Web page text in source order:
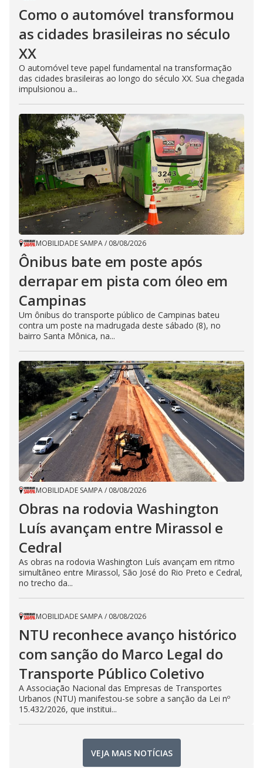
Como o automóvel transformou
as cidades brasileiras no século
XX
O automóvel teve papel fundamental na transformação
das cidades brasileiras ao longo do século XX. Sua chegada
impulsionou a...
MOBILIDADE SAMPA/ 08/08/2026
Ônibus bate em poste após
derrapar em pista com óleo em
Campinas
Um ônibus do transporte público de Campinas bateu
contra um poste na madrugada deste sábado (8), no
bairro Santa Mônica, na...
MOBILIDADE SAMPA/ 08/08/2026
Obras na rodovia Washington
Luís avançam entre Mirassol e
Cedral
As obras na rodovia Washington Luís avançam em ritmo
simultâneo entre Mirassol, São José do Rio Preto e Cedral,
no trecho da...
MOBILIDADE SAMPA/ 08/08/2026
NTU reconhece avanço histórico
com sanção do Marco Legal do
Transporte Público Coletivo
A Associação Nacional das Empresas de Transportes
Urbanos (NTU) manifestou-se sobre a sanção da Lei nº
15.432/2026, que institui...
VEJA MAIS NOTÍCIAS